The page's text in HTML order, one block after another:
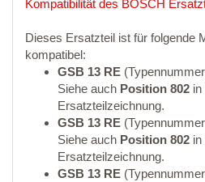
Kompatibilität des BOSCH
Dieses Ersatzteil ist für folgende
kompatibel:
GSB 13 RE
Siehe auch Position 802
Ersatzteilzeichnung.
GSB 13 RE
Siehe auch Position 802
Ersatzteilzeichnung.
GSB 13 RE